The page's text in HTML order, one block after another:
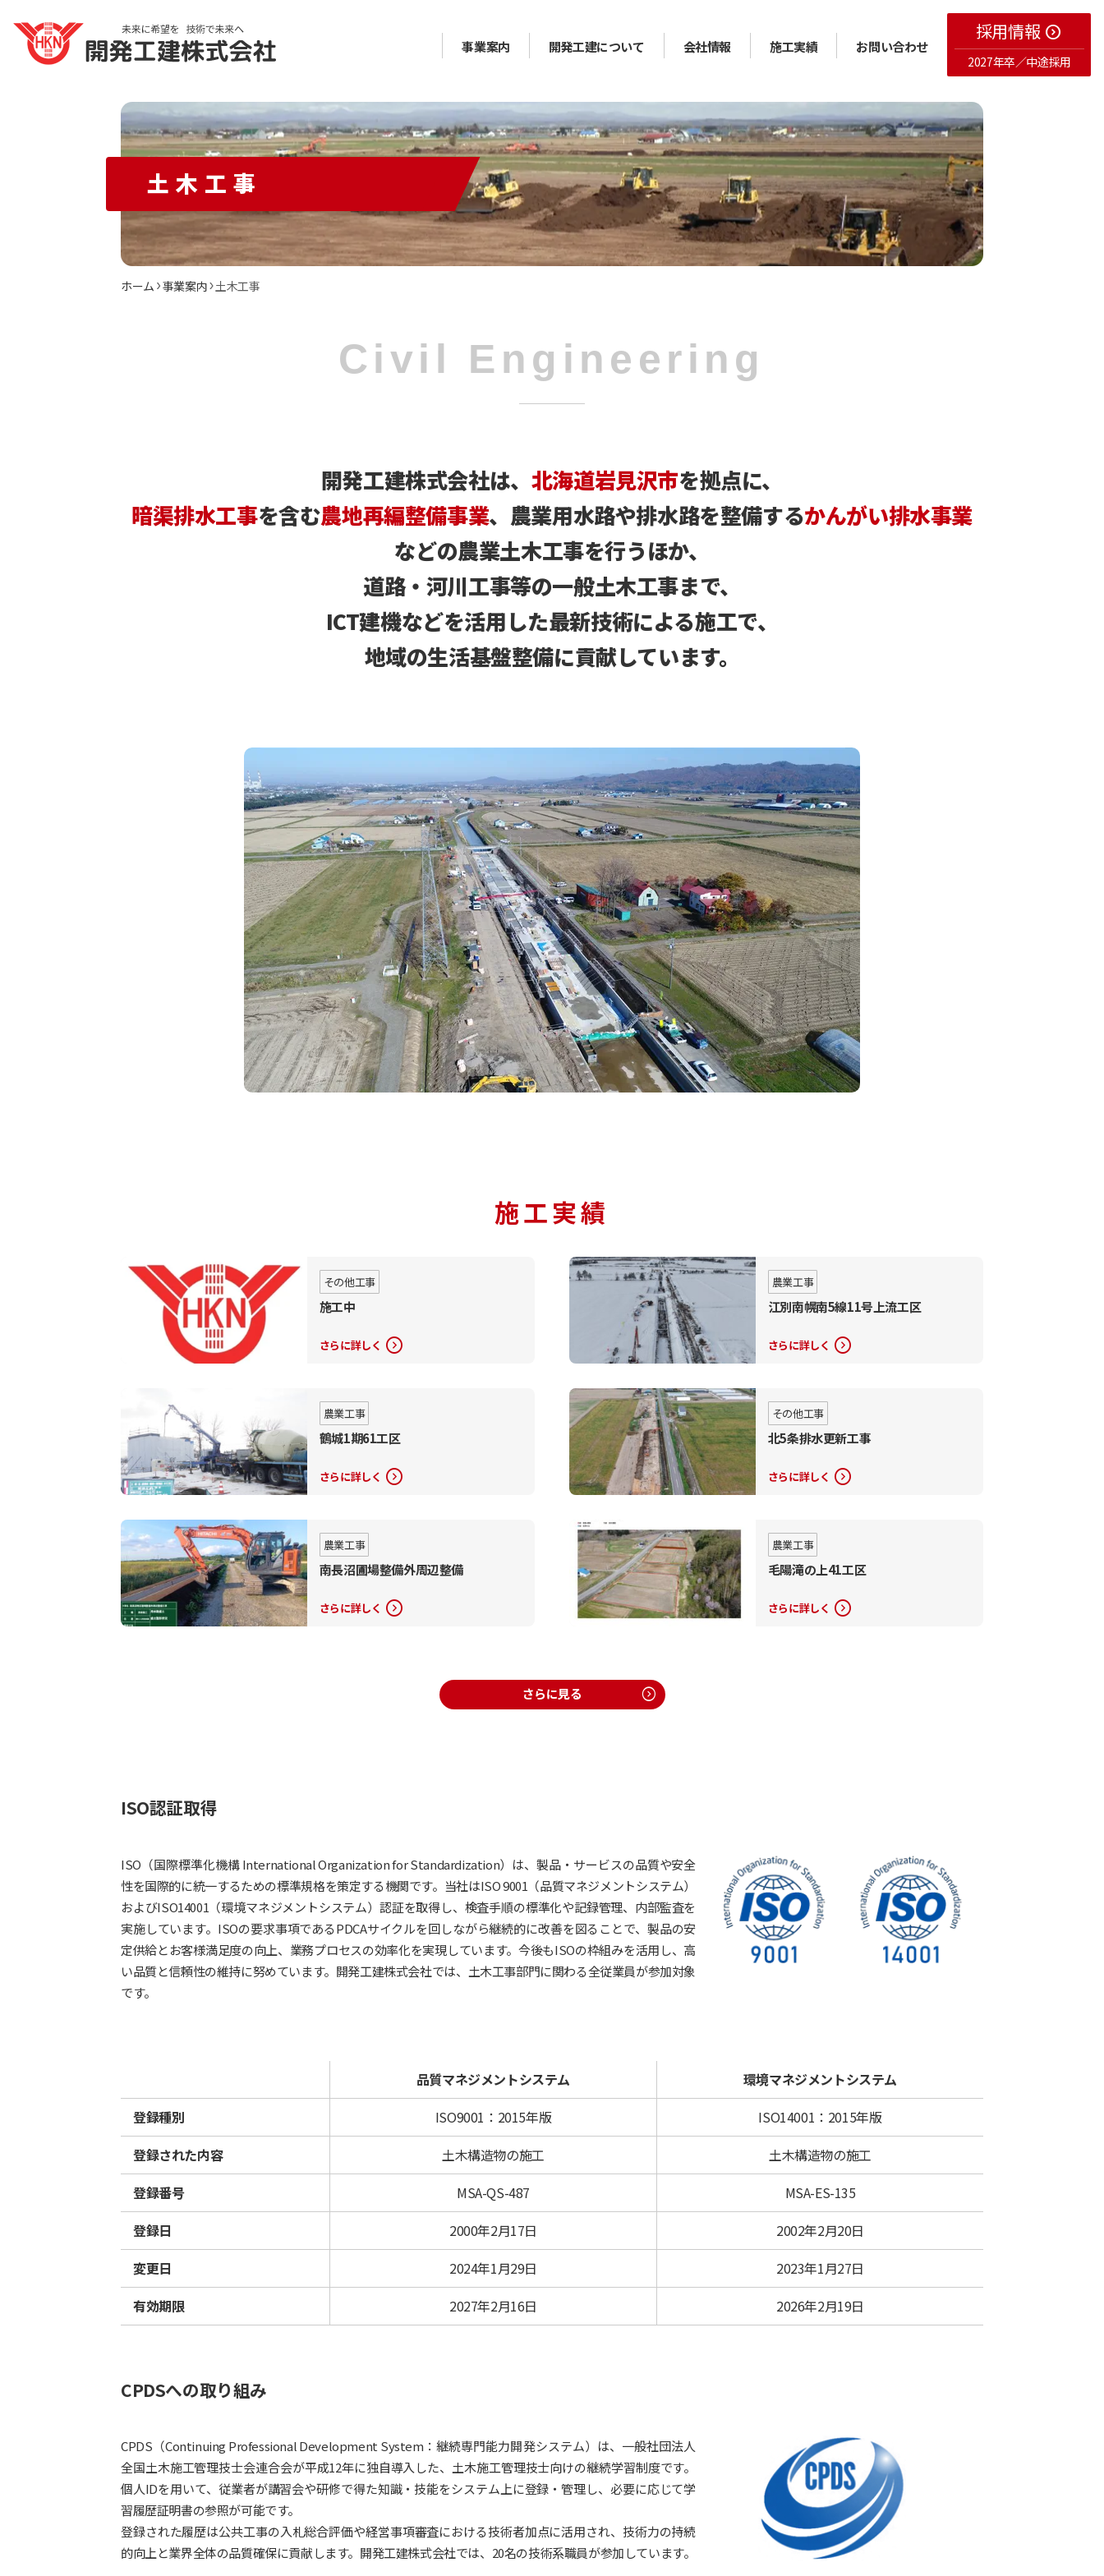
事業案内 開発工建について 会社情報 施工実績 お問い合わせ
採用情報 expand_circle_right
2027年卒／中途採用
土木工事
ホーム 事業案内 土木工事
Civil Engineering
開発工建株式会社は、 北海道岩見沢市を拠点に、
暗渠排水工事を含む農地再編整備事業、農業用水路や排水路を整備するかんがい排水事業
などの農業土木工事を行うほか、
道路・河川工事等の一般土木工事まで、
ICT建機などを活用した最新技術による施工で、
地域の生活基盤整備に貢献しています。
施工実績
その他工事
施工中
さらに詳しく expand_circle_right
農業工事
江別南幌南5線11号上流工区
さらに詳しく expand_circle_right
農業工事
鶴城1期61工区
さらに詳しく expand_circle_right
その他工事
北5条排水更新工事
さらに詳しく expand_circle_right
農業工事
南長沼圃場整備外周辺整備
さらに詳しく expand_circle_right
農業工事
毛陽滝の上41工区
さらに詳しく expand_circle_right
さらに見る expand_circle_right
ISO認証取得
ISO（国際標準化機構 International Organization for Standardization）は、製品・サービスの品質や安全
性を国際的に統一するための標準規格を策定する機関です。当社はISO 9001（品質マネジメントシステム）
およびISO14001（環境マネジメントシステム）認証を取得し、検査手順の標準化や記録管理、内部監査を
実施しています。ISOの要求事項であるPDCAサイクルを回しながら継続的に改善を図ることで、製品の安
定供給とお客様満足度の向上、業務プロセスの効率化を実現しています。今後もISOの枠組みを活用し、高
い品質と信頼性の維持に努めています。開発工建株式会社では、土木工事部門に関わる全従業員が参加対象
です。
品質マネジメントシステム
環境マネジメントシステム
登録種別
ISO9001：2015年版
ISO14001：2015年版
登録された内容
土木構造物の施工
土木構造物の施工
登録番号
MSA-QS-487
MSA-ES-135
登録日
2000年2月17日
2002年2月20日
変更日
2024年1月29日
2023年1月27日
有効期限
2027年2月16日 2026年2月19日
CPDSへの取り組み
CPDS（Continuing Professional Development System：継続専門能力開発システム）は、一般社団法人
全国土木施工管理技士会連合会が平成12年に独自導入した、土木施工管理技士向けの継続学習制度です。
個人IDを用いて、従業者が講習会や研修で得た知識・技能をシステム上に登録・管理し、必要に応じて学
習履歴証明書の参照が可能です。
登録された履歴は公共工事の入札総合評価や経営事項審査における技術者加点に活用され、技術力の持続
的向上と業界全体の品質確保に貢献します。開発工建株式会社では、20名の技術系職員が参加しています。